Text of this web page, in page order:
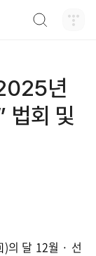
년
법회 및
의 달 12월 · 선